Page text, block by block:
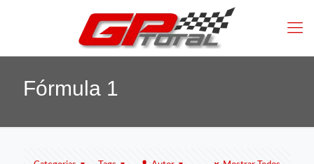
Fórmula 1